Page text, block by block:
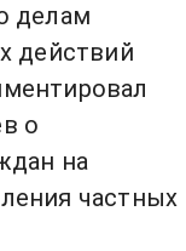
делам
действий
о
на
частных